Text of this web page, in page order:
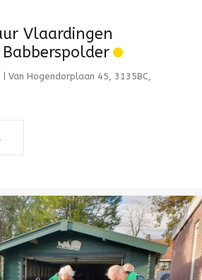
Vlaardingen
Van Hogendorplaan 45, 3135BC,